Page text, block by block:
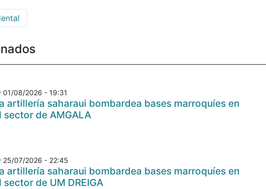
01/08/2026 - 19:31
artillería saharaui bombardea bases marroquíes en
sector de AMGALA
25/07/2026 - 22:45
artillería saharaui bombardea bases marroquíes en
sector de UM DREIGA